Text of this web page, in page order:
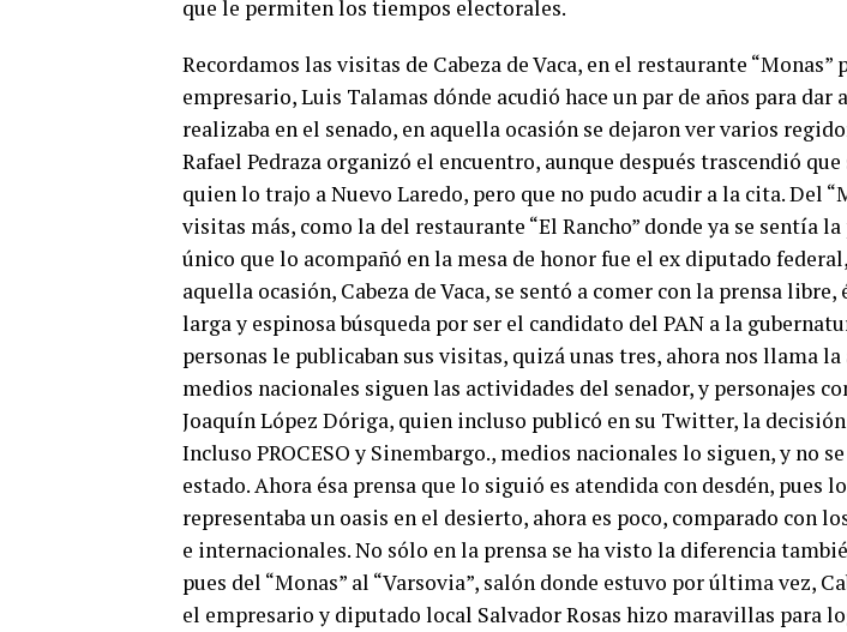
que le permiten los tiempos electorales.
Recordamos las visitas de Cabeza de Vaca, en el restaurante
empresario, Luis Talamas dónde acudió hace un par de años para dar
realizaba en el senado, en aquella ocasión se dejaron ver varios
Rafael Pedraza organizó el encuentro, aunque después trascendió que
quien lo trajo a Nuevo Laredo, pero que no pudo acudir a la cita. Del
visitas más, como la del restaurante “El Rancho” donde ya se sentía
único que lo acompañó en la mesa de honor fue el ex diputado
aquella ocasión, Cabeza de Vaca, se sentó a comer con la prensa libre,
larga y espinosa búsqueda por ser el candidato del PAN a la
personas le publicaban sus visitas, quizá unas tres, ahora nos llama
medios nacionales siguen las actividades del senador, y personajes
Joaquín López Dóriga, quien incluso publicó en su Twitter, la decisión
Incluso PROCESO y Sinembargo., medios nacionales lo siguen, y no
estado. Ahora ésa prensa que lo siguió es atendida con desdén, pues
representaba un oasis en el desierto, ahora es poco, comparado con
e internacionales. No sólo en la prensa se ha visto la diferencia
pues del “Monas” al “Varsovia”, salón donde estuvo por última vez,
el empresario y diputado local Salvador Rosas hizo maravillas para